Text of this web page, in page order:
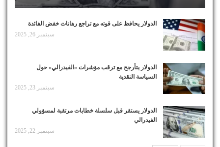
الدولار يحافظ على قوته مع تراجع رهانات خفض الفائدة
سبتمبر 26, 2025
الدولار يتأرجح مع ترقب مؤشرات «الفيدرالي» حول
السياسة النقدية
سبتمبر 23, 2025
الدولار يستقر قبل سلسلة خطابات مرتقبة لمسؤولي
الفيدرالي
سبتمبر 22, 2025